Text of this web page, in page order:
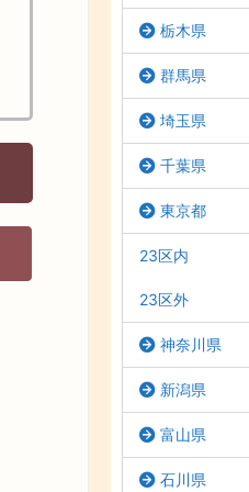
栃木県
群馬県
埼玉県
千葉県
東京都
23区内
23区外
神奈川県
新潟県
富山県
石川県